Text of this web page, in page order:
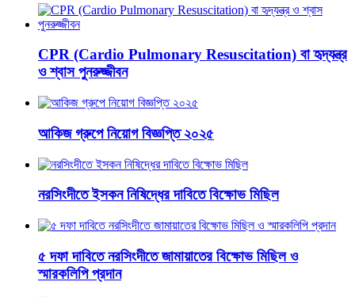
CPR (Cardio Pulmonary Resuscitation) বা হৃদ্‌যন্ত্র
ও শ্বাস পুনরুজ্জীবন
আকিজ গ্রুপে নিয়োগ বিজ্ঞপ্তি ২০২৫
নরসিংদীতে ইসকন নিষিদ্ধের দাবিতে বিক্ষোভ মিছিল
৫ দফা দাবিতে নরসিংদীতে জামায়াতের বিক্ষোভ মিছিল ও
স্মারকলিপি প্রদান